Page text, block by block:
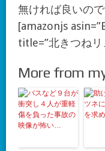
無ければ良いので
[amazonjs
title=”北きつねリ
More from